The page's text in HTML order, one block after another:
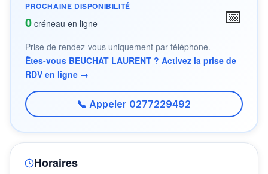
PROCHAINE DISPONIBILITÉ
0 créneau en ligne 📅
Prise de rendez-vous uniquement par téléphone.
Êtes-vous BEUCHAT LAURENT ? Activez la prise de
RDV en ligne →
📞 Appeler 0277229492
Horaires